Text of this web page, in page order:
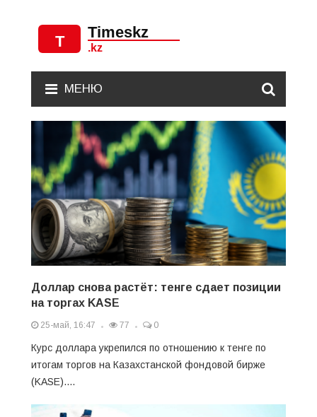
МЕНЮ
Доллар снова растёт: тенге сдает позиции
на торгах KASE
25-май, 16:47 77 0
Курс доллара укрепился по отношению к тенге по
итогам торгов на Казахстанской фондовой бирже
(KASE)....